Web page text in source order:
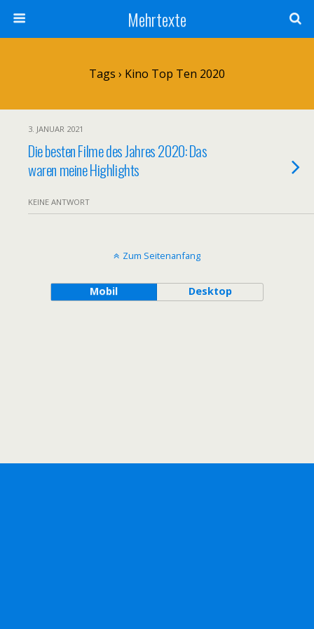
Mehrtexte
Tags › Kino Top Ten 2020
3. JANUAR 2021
Die besten Filme des Jahres 2020: Das
waren meine Highlights
KEINE ANTWORT
Zum Seitenanfang
Mobil Desktop